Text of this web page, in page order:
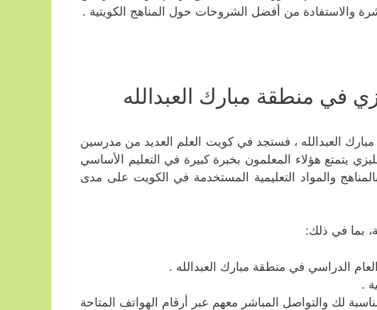
والاستفادة من أفضل الشروحات حول المناهج الكويتية .
في منطقة مبارك العبدالله
العبدالله ، فستجد في كويت العلم العديد من مدرسين
يتمتع هؤلاء المعلمون بخبرة كبيرة في التعليم الأساسي
والمواد التعليمية المستخدمة في الكويت على مدى
بما في ذلك:
لك والتواصل المباشر معهم عبر أرقام الهواتف المتاحة